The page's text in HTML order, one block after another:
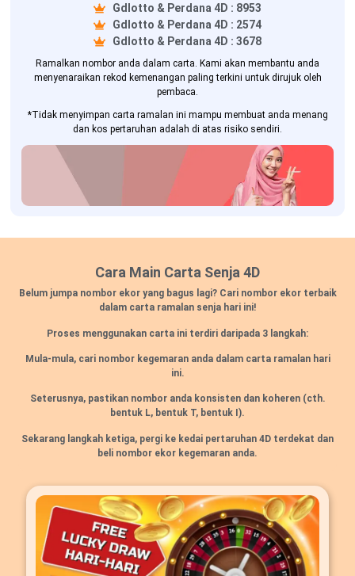
Gdlotto & Perdana 4D : 8953
Gdlotto & Perdana 4D : 2574
Gdlotto & Perdana 4D : 3678
Ramalkan nombor anda dalam carta. Kami akan membantu anda
menyenaraikan rekod kemenangan paling terkini untuk dirujuk oleh
pembaca.
*Tidak menyimpan carta ramalan ini mampu membuat anda menang
dan kos pertaruhan adalah di atas risiko sendiri.
Cara Main Carta Senja 4D
Belum jumpa nombor ekor yang bagus lagi? Cari nombor ekor terbaik
dalam carta ramalan senja hari ini!
Proses menggunakan carta ini terdiri daripada 3 langkah:
Mula-mula, cari nombor kegemaran anda dalam carta ramalan hari
ini.
Seterusnya, pastikan nombor anda konsisten dan koheren (cth.
bentuk L, bentuk T, bentuk I).
Sekarang langkah ketiga, pergi ke kedai pertaruhan 4D terdekat dan
beli nombor ekor kegemaran anda.